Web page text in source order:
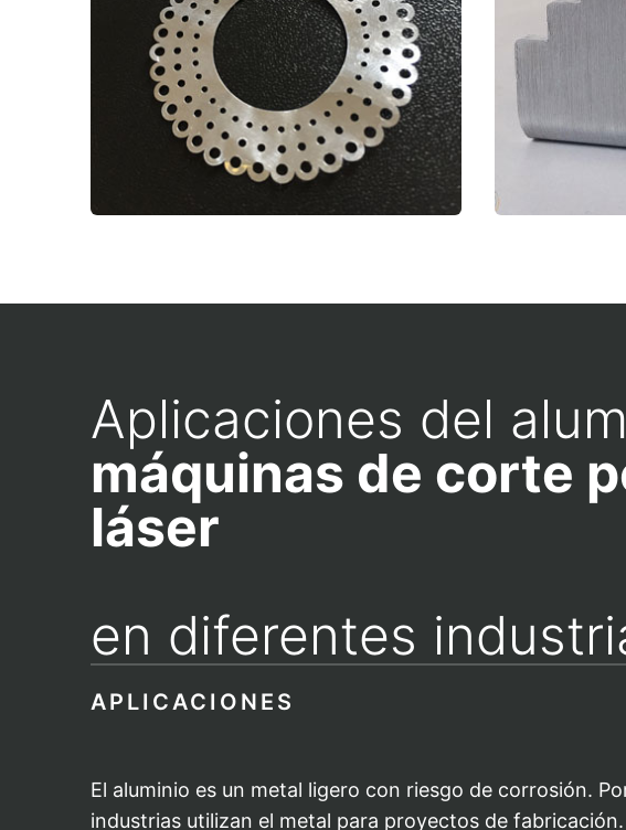
Aplicaciones del
máquinas de corte
láser
en diferentes
APLICACIONES
El aluminio es un metal ligero con riesgo de corrosión.
industrias utilizan el metal para proyectos de